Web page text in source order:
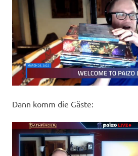
Dann komm die Gäste: